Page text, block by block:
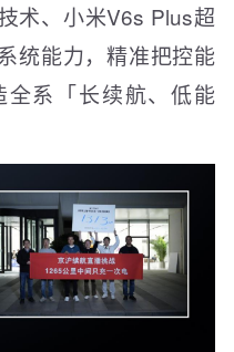
术、小米V6s Plus超
统能力，精准把控能
系「长续航、低能